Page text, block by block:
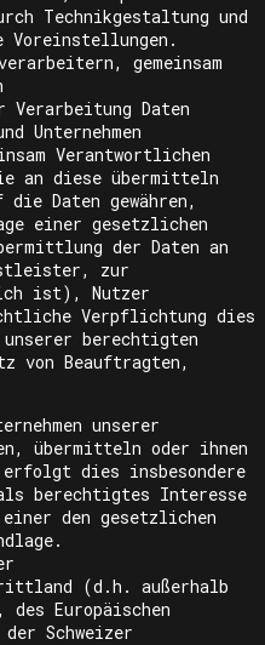
Technikgestaltung und
Voreinstellungen.
gemeinsam
Verarbeitung Daten
Unternehmen
Verantwortlichen
an diese übermitteln
Daten gewähren,
einer gesetzlichen
der Daten an
zur
ist), Nutzer
Verpflichtung dies
berechtigten
von Beauftragten,
unserer
übermitteln oder ihnen
dies insbesondere
berechtigtes Interesse
einer den gesetzlichen
(d.h. außerhalb
des Europäischen
Schweizer